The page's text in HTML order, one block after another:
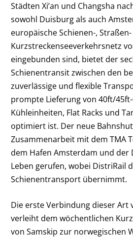
Städten Xi’an und Changsha
sowohl Duisburg als auch
europäische Schienen-,
Kurzstreckenseeverkehrsnetz
eingebunden sind, bietet der
Schienentransit zwischen den
zuverlässige und flexible
prompte Lieferung von 40ft/
Kühleinheiten, Flat Racks und
optimiert ist. Der neue
Zusammenarbeit mit dem TMA
dem Hafen Amsterdam und der
Leben gerufen, wobei DistriRail
Schienentransport übernimmt.
Die erste Verbindung dieser Art
verleiht dem wöchentlichen
von Samskip zur norwegischen